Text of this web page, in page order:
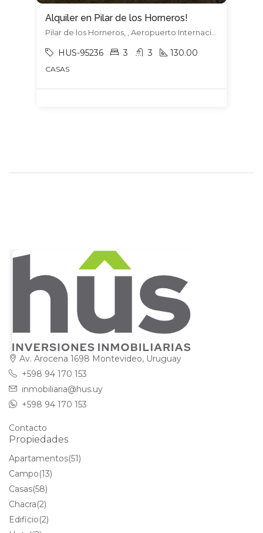
Alquiler en Pilar de los Horneros!
HUS-95236 3 3 130.00
CASAS
Av. Arocena 1698 Montevideo, Uruguay
+598 94 170 153
inmobiliaria@hus.uy
+598 94 170 153
Contacto
Propiedades
Apartamentos(51)
Campo(13)
Casas(58)
Chacra(2)
Edificio(2)